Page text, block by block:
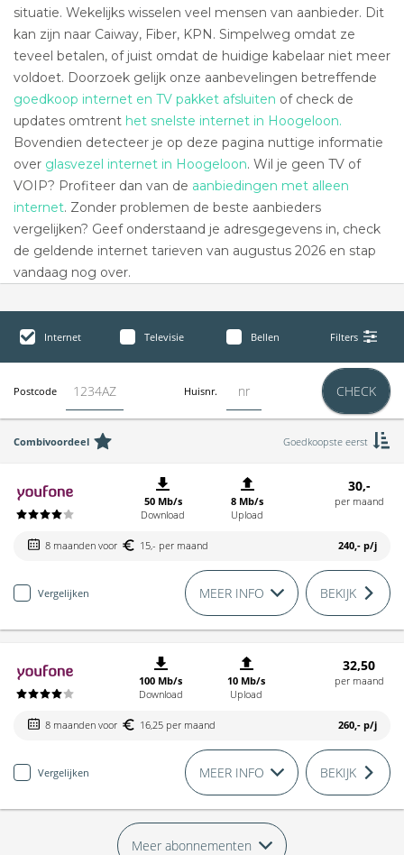
situatie. Wekelijks wisselen veel mensen van aanbieder. Dit
kan zijn naar Caiway, Fiber, KPN. Simpelweg omdat ze
teveel betalen, of juist omdat de huidige kabelaar niet meer
voldoet. Doorzoek gelijk onze aanbevelingen betreffende
goedkoop internet en TV pakket afsluiten of check de
updates omtrent het snelste internet in Hoogeloon.
Bovendien detecteer je op deze pagina nuttige informatie
over glasvezel internet in Hoogeloon. Wil je geen TV of
VOIP? Profiteer dan van de aanbiedingen met alleen
internet. Zonder problemen de beste aanbieders
vergelijken? Geef onderstaand je adresgegevens in, check
de geldende internet tarieven van augustus 2026 en stap
vandaag nog over.
Internet Televisie Bellen Filters
Postcode Huisnr. CHECK
Combivoordeel Goedkoopste eerst
50 Mb/s
Download
8 Mb/s
Upload
30,-
per maand
8 maanden voor 15,- per maand 240,- p/j
Vergelijken MEER INFO BEKIJK
100 Mb/s
Download
10 Mb/s
Upload
32,50
per maand
8 maanden voor 16,25 per maand 260,- p/j
Vergelijken MEER INFO BEKIJK
Meer abonnementen